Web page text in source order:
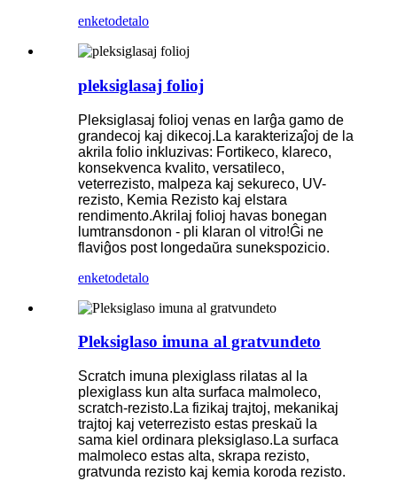
enketodetalo
pleksiglasaj folioj
Pleksiglasaj folioj venas en larĝa gamo de
grandecoj kaj dikecoj.La karakterizaĵoj de la
akrila folio inkluzivas: Fortikeco, klareco,
konsekvenca kvalito, versatileco,
veterrezisto, malpeza kaj sekureco, UV-
rezisto, Kemia Rezisto kaj elstara
rendimento.Akrilaj folioj havas bonegan
lumtransdonon - pli klaran ol vitro!Ĝi ne
flaviĝos post longedaŭra sunekspozicio.
enketodetalo
Pleksiglaso imuna al gratvundeto
Scratch imuna plexiglass rilatas al la
plexiglass kun alta surfaca malmoleco,
scratch-rezisto.La fizikaj trajtoj, mekanikaj
trajtoj kaj veterrezisto estas preskaŭ la
sama kiel ordinara pleksiglaso.La surfaca
malmoleco estas alta, skrapa rezisto,
gratvunda rezisto kaj kemia koroda rezisto.